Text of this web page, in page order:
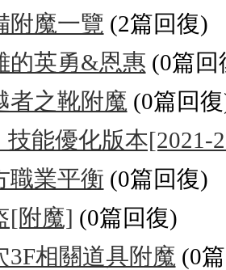
附魔一覽 (2篇回復)
的英勇&恩惠 (0篇回
者之靴附魔 (0篇回
技能優化版本[2021-
職業平衡 (0篇回復)
[附魔] (0篇回復)
3F相關道具附魔 (0